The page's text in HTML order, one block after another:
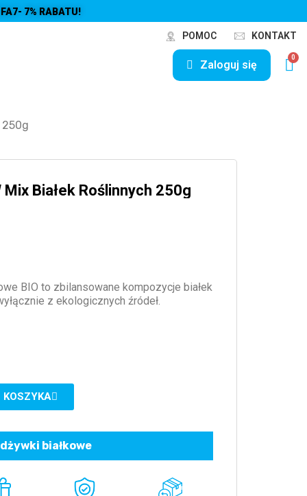
7% RABATU!
POMOC KONTAKT
Zaloguj się
250g
Mix Białek Roślinnych 250g
BIO to zbilansowane kompozycje białek
z ekologicznych źródeł.
KOSZYKA
białkowe